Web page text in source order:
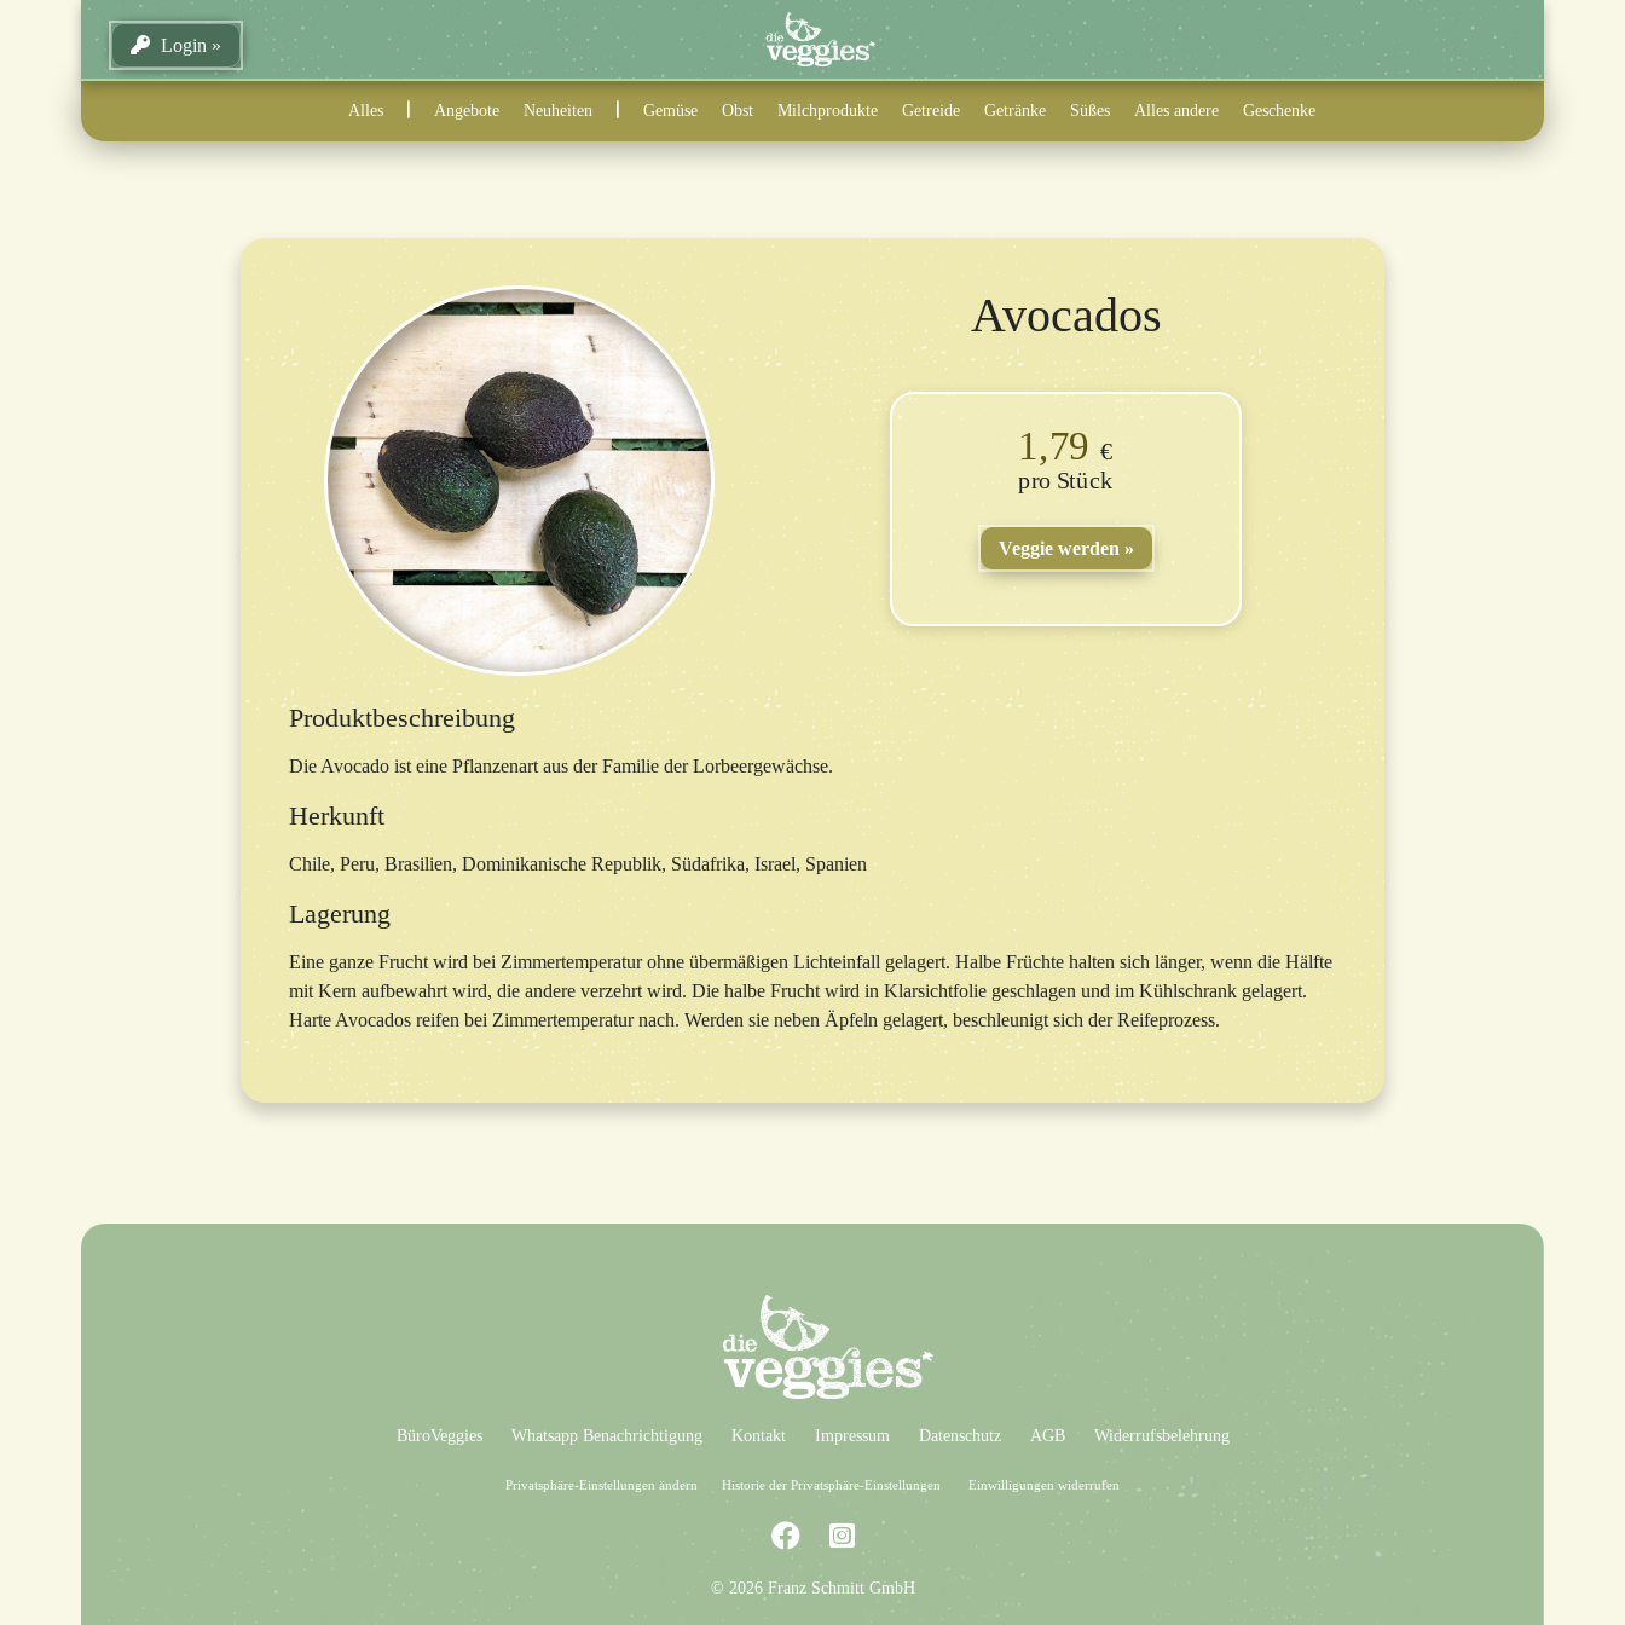
Login
Alles Angebote Neuheiten Gemüse Obst Milchprodukte Getreide Getränke Süßes Alles andere Geschenke
Avocados
1,79€
Stück
Veggie werden
Produktbeschreibung
Die Avocado ist eine Pflanzenart aus der Familie der Lorbeergewächse.
Herkunft
Chile, Peru, Brasilien, Dominikanische Republik, Südafrika, Israel, Spanien
Lagerung
Eine ganze Frucht wird bei Zimmertemperatur ohne übermäßigen Lichteinfall gelagert. Halbe Früchte halten sich länger, wenn die Hälfte
mit Kern aufbewahrt wird, die andere verzehrt wird. Die halbe Frucht wird in Klarsichtfolie geschlagen und im Kühlschrank gelagert.
Harte Avocados reifen bei Zimmertemperatur nach. Werden sie neben Äpfeln gelagert, beschleunigt sich der Reifeprozess.
BüroVeggies Whatsapp Benachrichtigung Kontakt Impressum Datenschutz AGB Widerrufsbelehrung
Privatsphäre-Einstellungen ändern Historie der Privatsphäre-Einstellungen Einwilligungen widerrufen
© 2026 Franz Schmitt GmbH